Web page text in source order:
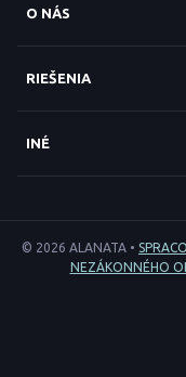
O NÁS
RIEŠENIA
INÉ
© 2026 ALANATA •
NEZÁKONNÉHO